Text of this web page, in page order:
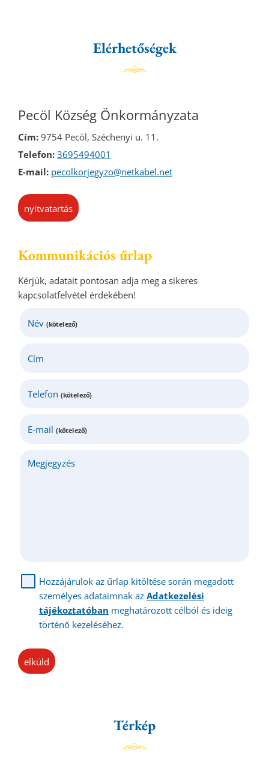
Elérhetőségek
Pecöl Község Önkormányzata
Cím: 9754 Pecöl, Széchenyi u. 11.
Telefon: 3695494001
E-mail: pecolkorjegyzo@netkabel.net
nyitvatartás
Kommunikációs űrlap
Kérjük, adatait pontosan adja meg a sikeres
kapcsolatfelvétel érdekében!
Név (kötelező)
Cím
Telefon (kötelező)
E-mail (kötelező)
Megjegyzés
Hozzájárulok az űrlap kitöltése során megadott
személyes adataimnak az Adatkezelési
tájékoztatóban meghatározott célból és ideig
történő kezeléséhez.
elküld
Térkép